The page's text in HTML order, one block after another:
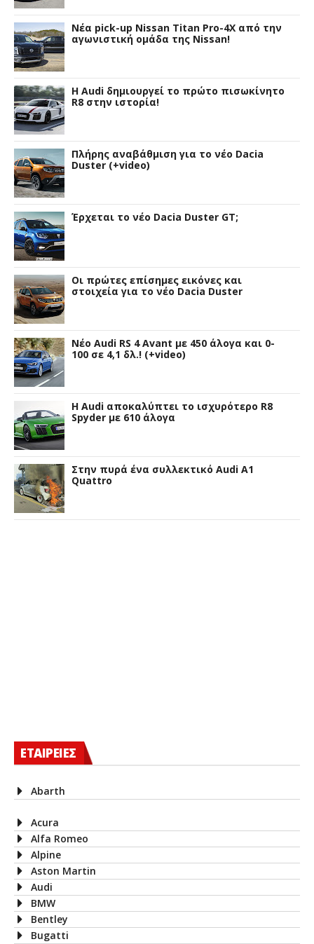
Νέα pick-up Nissan Titan Pro-4X από την
αγωνιστική ομάδα της Nissan!
Η Audi δημιουργεί το πρώτο πισωκίνητο
R8 στην ιστορία!
Πλήρης αναβάθμιση για το νέο Dacia
Duster (+video)
Έρχεται το νέο Dacia Duster GT;
Οι πρώτες επίσημες εικόνες και
στοιχεία για το νέο Dacia Duster
Νέο Audi RS 4 Avant με 450 άλογα και 0-
100 σε 4,1 δλ.! (+video)
Η Audi αποκαλύπτει το ισχυρότερο R8
Spyder με 610 άλογα
Στην πυρά ένα συλλεκτικό Audi A1
Quattro
ΕΤΑΙΡΕΙΕΣ
Abarth
Acura
Alfa Romeo
Alpine
Aston Martin
Audi
BMW
Bentley
Bugatti